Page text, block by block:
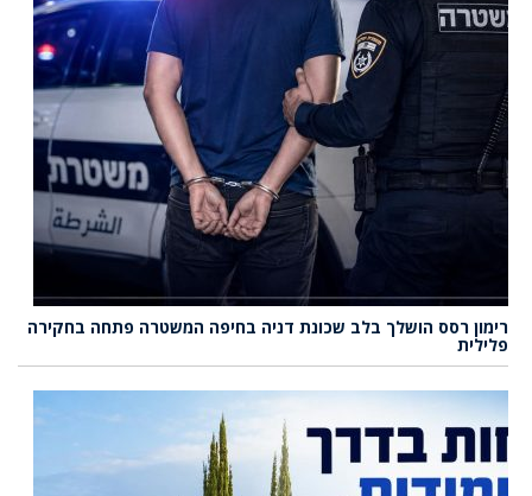
רימון רסס הושלך בלב שכונת דניה בחיפה המשטרה פתחה בחקירה
פלילית